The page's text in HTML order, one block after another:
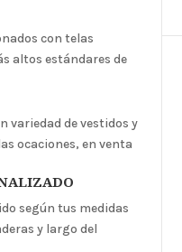
con telas
altos estándares de
variedad de vestidos y
ocaciones, en venta
según tus medidas
y largo del